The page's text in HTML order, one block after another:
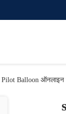
Balloon ऑनलाइन